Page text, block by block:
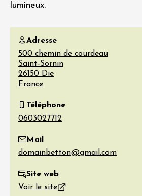
lumineux.
Adresse
500 chemin de courdeau
Saint-Sornin
26150 Die
France
Téléphone
Mail
Site web
Voir le site